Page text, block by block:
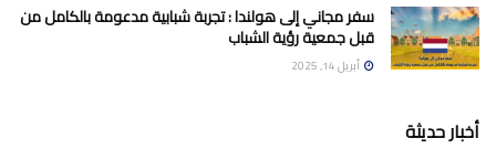
سفر مجاني إلى هولندا : تجربة شبابية مدعومة بالكامل من
قبل جمعية رؤية الشباب
أبريل 14, 2025
أخبار حديثة